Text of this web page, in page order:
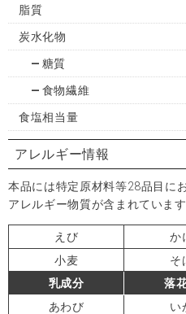
脂質
炭水化物
糖質
食物繊維
食塩相当量
アレルギー情報
本品には特定原材料等28品目に
アレルギー物質が含まれていま
えび か
小麦
そ
乳成分
落
あわび
い